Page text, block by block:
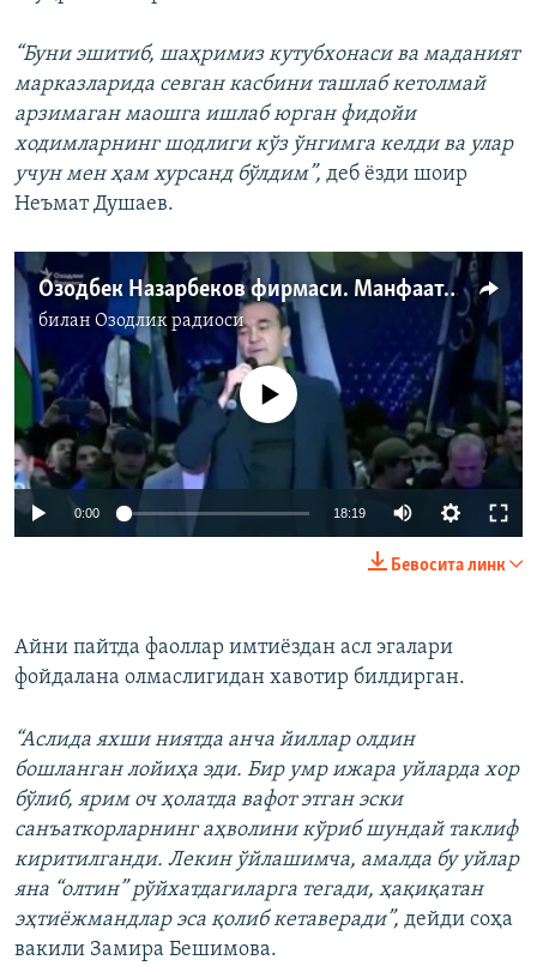
“Буни эшитиб, шаҳримиз кутубхонаси ва маданият
марказларида севган касбини ташлаб кетолмай
арзимаган маошга ишлаб юрган фидойи
ходимларнинг шодлиги кўз ўнгимга келди ва улар
учун мен ҳам хурсанд бўлдим”, деб ёзди шоир
Неъмат Душаев.
Озодбек Назарбеков фирмаси. Манфаатлар тўқнашуви қачон барҳам топади?
билан Озодлик радиоси
720p 1080p
Айни дамда медиа-манба мавжуд эмас
0:00 18:19
720p
Бевосита линк
Айни пайтда фаоллар имтиёздан асл эгалари
фойдалана олмаслигидан хавотир билдирган.
“Аслида яхши ниятда анча йиллар олдин
бошланган лойиҳа эди. Бир умр ижара уйларда хор
бўлиб, ярим оч ҳолатда вафот этган эски
санъаткорларнинг аҳволини кўриб шундай таклиф
киритилганди. Лекин ўйлашимча, амалда бу уйлар
яна “олтин” рўйхатдагиларга тегади, ҳақиқатан
эҳтиёжмандлар эса қолиб кетаверади”, дейди соҳа
вакили Замира Бешимова.